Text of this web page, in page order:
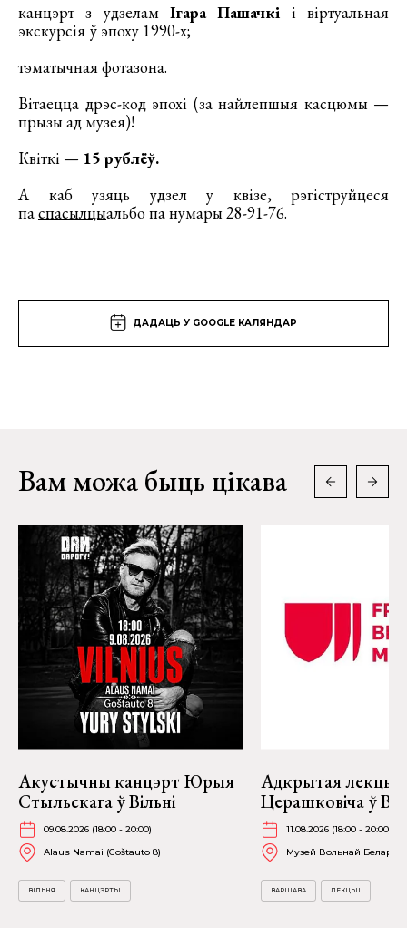
канцэрт з удзелам Ігара Пашачкі і віртуальная
экскурсія ў эпоху 1990-х;
тэматычная фотазона.
Вітаецца дрэс-код эпохі (за найлепшыя касцюмы —
прызы ад музея)!
Квіткі — 15 рублёў.
А каб узяць удзел у квізе, рэгіструйцеся
паспасылцыальбо па нумары 28-91-76.
ДАДАЦЬ У GOOGLE КАЛЯНДАР
Вам можа быць цікава
Акустычны канцэрт Юрыя
Стыльскага ў Вільні
09.08.2026 (18:00 - 20:00)
Alaus Namai (Goštauto 8)
ВІЛЬНЯ КАНЦЭРТЫ
Адкрытая
Церашковіча ў
11.08.2026 (18:00 - 20:00)
Музей Вольнай Беларусі
ВАРШАВА ЛЕКЦЫІ